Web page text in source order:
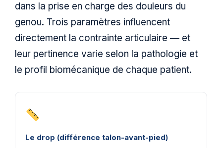
dans la prise en charge des douleurs du
genou. Trois paramètres influencent
directement la contrainte articulaire — et
leur pertinence varie selon la pathologie et
le profil biomécanique de chaque patient.
Le drop (différence talon-avant-pied)